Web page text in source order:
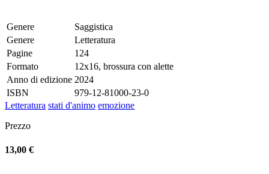
Genere
Saggistica
Genere
Letteratura
Pagine
124
Formato
12x16, brossura con alette
Anno di edizione 2024
ISBN
979-12-81000-23-0
Letteratura stati d'animo emozione
Prezzo
13,00 €